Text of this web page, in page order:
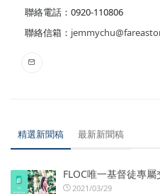
聯絡電話：0920-110806
聯絡信箱：
精選新聞稿 最新新聞稿
FLOC唯一基督徒專
2021/03/29